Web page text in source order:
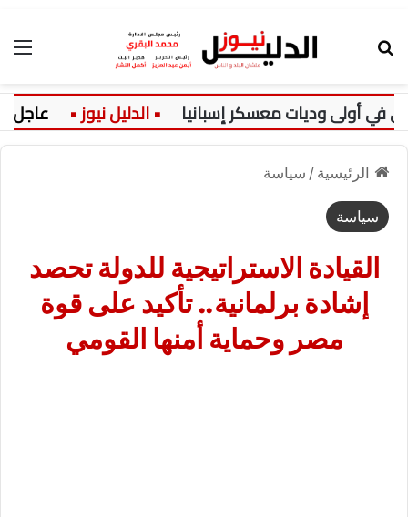
أولى وديات معسكر إسبانيا عاجل:
الرئيسية / سياسة
سياسة
القيادة الاستراتيجية للدولة تحصد
إشادة برلمانية.. تأكيد على قوة
مصر وحماية أمنها القومي